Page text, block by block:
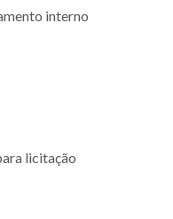
interno
licitação